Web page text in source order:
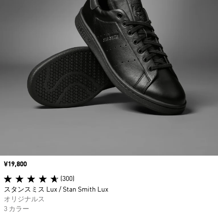
価格
¥19,800
(300)
スタンスミス Lux / Stan Smith Lux
オリジナルス
3 カラー